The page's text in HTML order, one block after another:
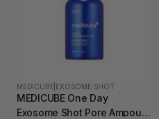
MEDICUBE EXOSOME SHOT
MEDICUBE One Day
Exosome Shot Pore Ampoule